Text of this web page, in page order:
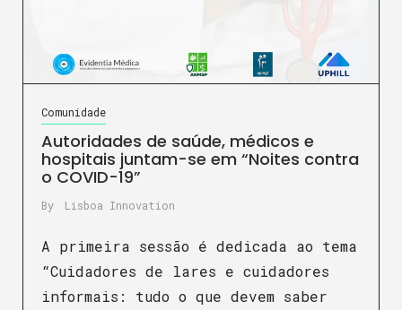
Comunidade
Autoridades de saúde, médicos e
hospitais juntam-se em “Noites contra
o COVID-19”
By Lisboa Innovation
A primeira sessão é dedicada ao tema
“Cuidadores de lares e cuidadores
informais: tudo o que devem saber